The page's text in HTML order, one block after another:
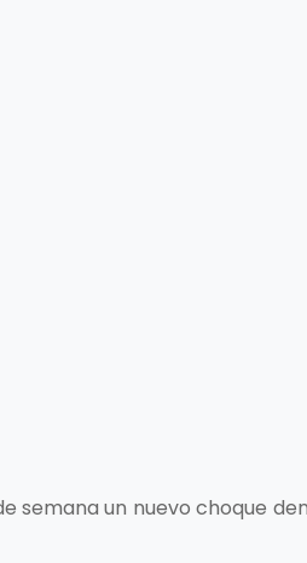
semana un nuevo choque